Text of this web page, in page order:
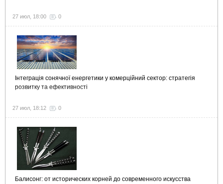
27 июл, 18:00 0
Інтеграція сонячної енергетики у комерційний сектор: стратегія
розвитку та ефективності
27 июл, 18:12 0
Балисонг: от исторических корней до современного искусства